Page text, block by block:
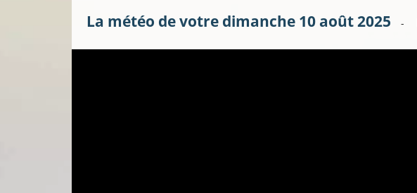
La météo de votre dimanche 10 août 2025 -